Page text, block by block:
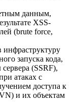
данным,
XSS-
(brute force,
запуска кода,
(SSRF),
атаках с
доступа к
и их объектам